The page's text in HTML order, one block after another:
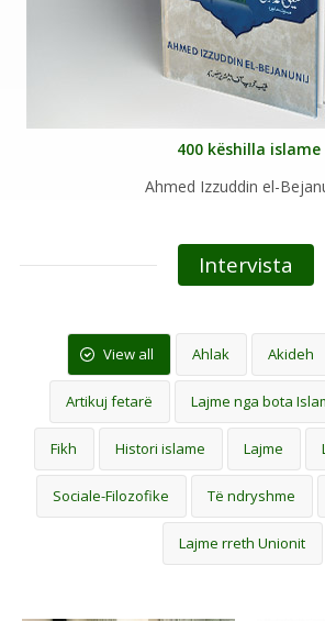
400 këshilla islame
Ahmed Izzuddin el-
Intervista
View all Ahlak Akideh
Artikuj fetarë Lajme nga bota
Fikh Histori islame Lajme
Sociale-Filozofike Të ndryshme
Lajme rreth Unionit